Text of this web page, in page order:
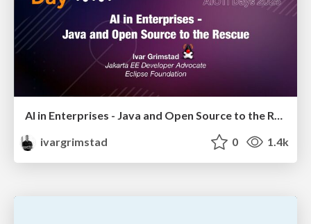
AI in Enterprises - Java and Open Source to the Rescue
ivargrimstad
0 1.4k